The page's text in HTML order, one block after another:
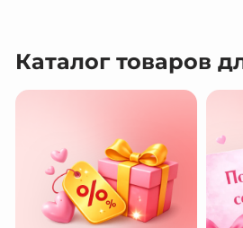
Каталог товаров